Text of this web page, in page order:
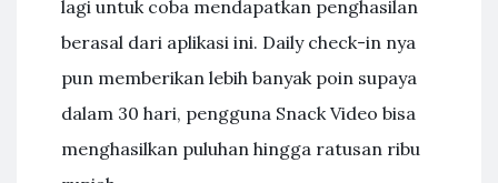
lagi untuk coba mendapatkan penghasilan
berasal dari aplikasi ini. Daily check-in nya
pun memberikan lebih banyak poin supaya
dalam 30 hari, pengguna Snack Video bisa
menghasilkan puluhan hingga ratusan ribu